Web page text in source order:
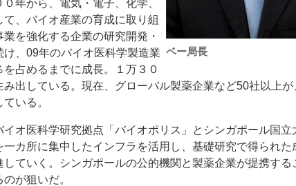
ベー局長
年から、電気・電子、化学、
、バイオ産業の育成に取り組
を強化する企業の研究開発・
、09年のバイオ医科学製造業
占めるまでに成長。１万３０
み出している。現在、グローバル製薬企業など50社以上が
いる。
オ医科学研究拠点「バイオポリス」とシンガポール国立
一カ所に集中したインフラを活用し、基礎研究で得られた
していく。シンガポールの公的機関と製薬企業が提携する
が狙いだ。